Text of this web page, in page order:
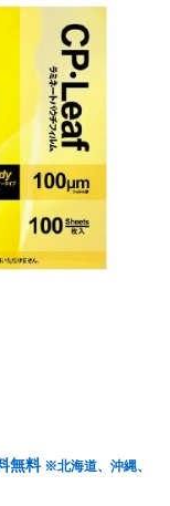
無料 ※北海道、沖縄、